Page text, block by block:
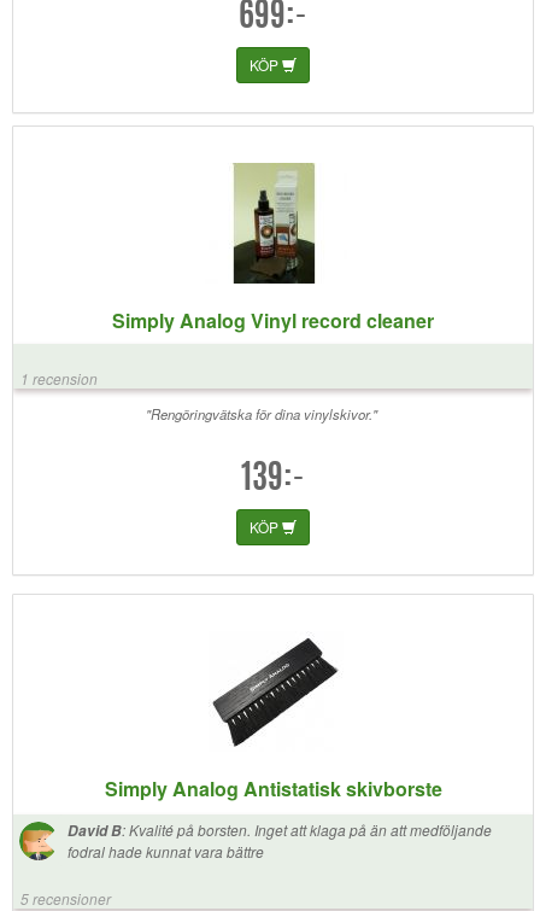
699:-
KÖP
Simply Analog Vinyl record cleaner
1 recension
"Rengöringvätska för dina vinylskivor."
139:-
KÖP
Simply Analog Antistatisk skivborste
David B:Kvalité på borsten. Inget att klaga på än att medföljande
fodral hade kunnat vara bättre
5 recensioner